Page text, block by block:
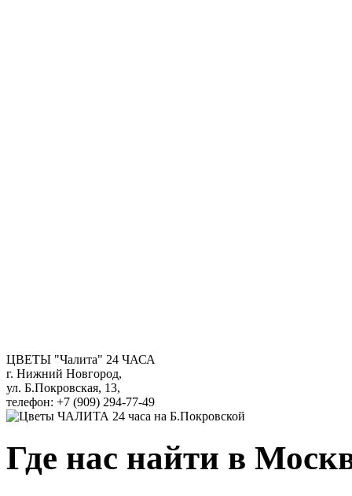
ЦВЕТЫ "Чалита" 24 ЧАСА
г. Нижний Новгород,
ул. Б.Покровская, 13,
телефон: +7 (909) 294-77-49
Где нас найти в